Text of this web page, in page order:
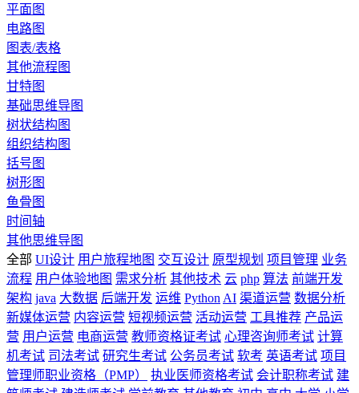
平面图
电路图
图表/表格
其他流程图
甘特图
基础思维导图
树状结构图
组织结构图
括号图
树形图
鱼骨图
时间轴
其他思维导图
全部 UI设计 用户旅程地图 交互设计 原型规划 项目管理 业务
流程 用户体验地图 需求分析 其他技术 云 php 算法 前端开发
架构 java 大数据 后端开发 运维 Python AI 渠道运营 数据分析
新媒体运营 内容运营 短视频运营 活动运营 工具推荐 产品运
营 用户运营 电商运营 教师资格证考试 心理咨询师考试 计算
机考试 司法考试 研究生考试 公务员考试 软考 英语考试 项目
管理师职业资格（PMP）
执业医师资格考试 会计职称考试 建